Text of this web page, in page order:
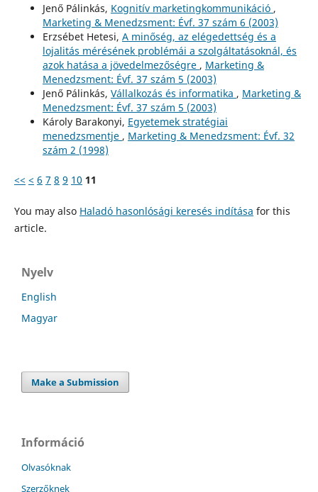
Jenő Pálinkás, Kognitív marketingkommunikáció ,
Marketing & Menedzsment: Évf. 37 szám 6 (2003)
Erzsébet Hetesi, A minőség, az elégedettség és a
lojalitás mérésének problémái a szolgáltatásoknál, és
azok hatása a jövedelmezőségre , Marketing &
Menedzsment: Évf. 37 szám 5 (2003)
Jenő Pálinkás, Vállalkozás és informatika , Marketing &
Menedzsment: Évf. 37 szám 5 (2003)
Károly Barakonyi, Egyetemek stratégiai
menedzsmentje , Marketing & Menedzsment: Évf. 32
szám 2 (1998)
<< < 6 7 8 9 10 11
You may also Haladó hasonlósági keresés indítása for this
article.
Nyelv
English
Magyar
Make a Submission
Információ
Olvasóknak
Szerzőknek